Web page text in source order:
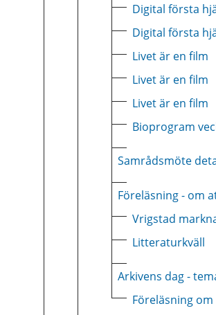
Digital första
Digital första
Livet är en film
Livet är en film
Livet är en film
Bioprogram
Vrigstad
Litteraturkväll
Föreläsning